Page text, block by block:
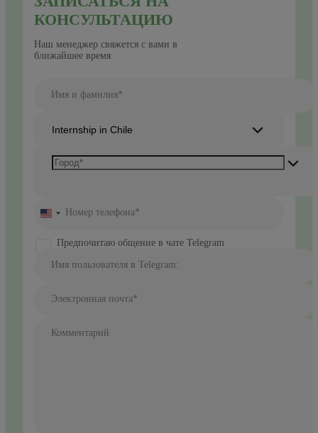
КОНСУЛЬТАЦИЮ
Наш менеджер свяжется с вами в
ближайшее время
Имя и фамилия*
Internship in Chile
United
+1
Номер телефона*
Предпочитаю общение в чате Telegram
Имя пользователя в Telegram:
Электронная почта*
Комментарий